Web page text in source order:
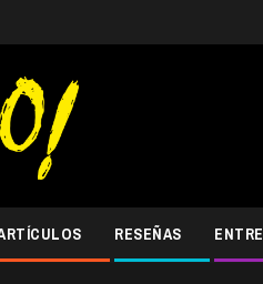
RESEÑAS